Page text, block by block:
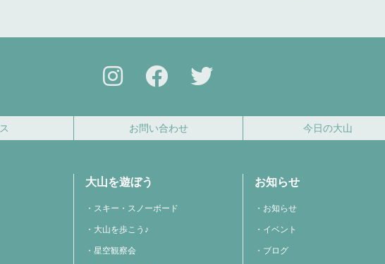
お問い合わせ 今日の大山
大山を遊ぼう
スキー・スノーボード
大山を歩こう♪
星空観察会
お知らせ
お知らせ
イベント
ブログ